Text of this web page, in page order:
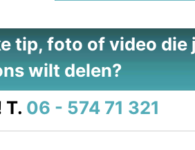
tip, foto of video die
wilt delen?
T. 06 - 574 71 321